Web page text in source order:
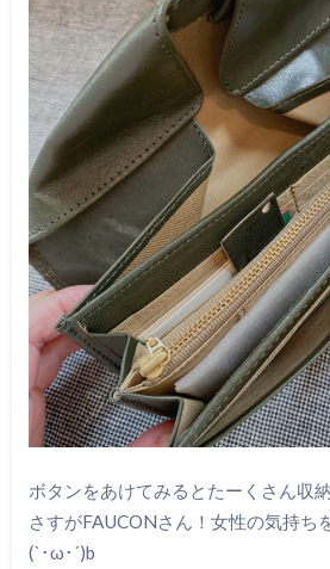
ボタンをあけてみるとたーくさん収
さすがFAUCONさん！女性の気持ち
(`･ω･´)b